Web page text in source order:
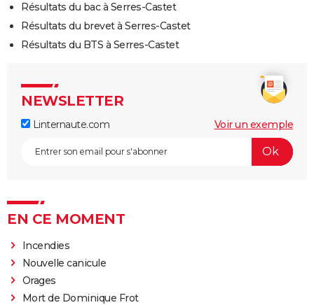
Résultats du bac à Serres-Castet
Résultats du brevet à Serres-Castet
Résultats du BTS à Serres-Castet
NEWSLETTER
Linternaute.com Voir un exemple
EN CE MOMENT
Incendies
Nouvelle canicule
Orages
Mort de Dominique Frot